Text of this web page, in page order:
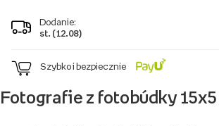
Dodanie:
st. (12.08)
Szybko i bezpiecznie
Fotografie z fotobúdky